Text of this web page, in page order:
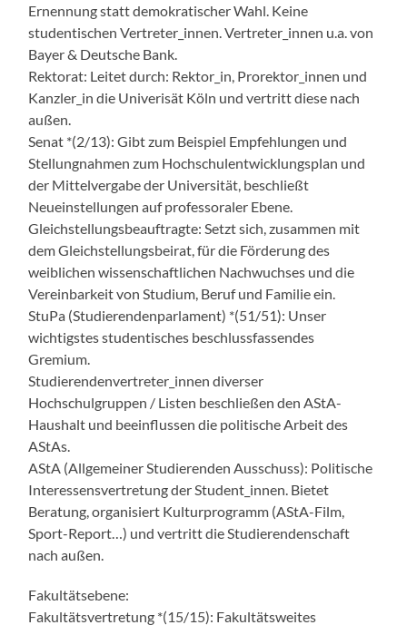
Ernennung statt demokratischer Wahl. Keine
studentischen Vertreter_innen. Vertreter_innen u.a. von
Bayer & Deutsche Bank.
Rektorat: Leitet durch: Rektor_in, Prorektor_innen und
Kanzler_in die Univerisät Köln und vertritt diese nach
außen.
Senat *(2/13): Gibt zum Beispiel Empfehlungen und
Stellungnahmen zum Hochschulentwicklungsplan und
der Mittelvergabe der Universität, beschließt
Neueinstellungen auf professoraler Ebene.
Gleichstellungsbeauftragte: Setzt sich, zusammen mit
dem Gleichstellungsbeirat, für die Förderung des
weiblichen wissenschaftlichen Nachwuchses und die
Vereinbarkeit von Studium, Beruf und Familie ein.
StuPa (Studierendenparlament) *(51/51): Unser
wichtigstes studentisches beschlussfassendes
Gremium.
Studierendenvertreter_innen diverser
Hochschulgruppen / Listen beschließen den AStA-
Haushalt und beeinflussen die politische Arbeit des
AStAs.
AStA (Allgemeiner Studierenden Ausschuss): Politische
Interessensvertretung der Student_innen. Bietet
Beratung, organisiert Kulturprogramm (AStA-Film,
Sport-Report…) und vertritt die Studierendenschaft
nach außen.
Fakultätsebene:
Fakultätsvertretung *(15/15): Fakultätsweites